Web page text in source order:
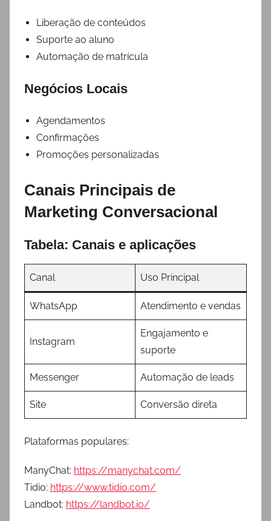
Liberação de conteúdos
Suporte ao aluno
Automação de matrícula
Negócios Locais
Agendamentos
Confirmações
Promoções personalizadas
Canais Principais de
Marketing Conversacional
Tabela: Canais e aplicações
Canal Uso Principal
WhatsApp Atendimento e vendas
Instagram
Engajamento e
suporte
Messenger Automação de leads
Site Conversão direta
Plataformas populares:
ManyChat: https://manychat.com/
Tidio: https://www.tidio.com/
Landbot: https://landbot.io/